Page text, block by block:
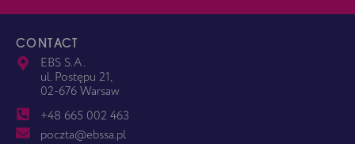
CONTACT
EBS S.A.
ul. Postępu 21,
02-676 Warsaw
+48 665 002 463
poczta@ebssa.pl